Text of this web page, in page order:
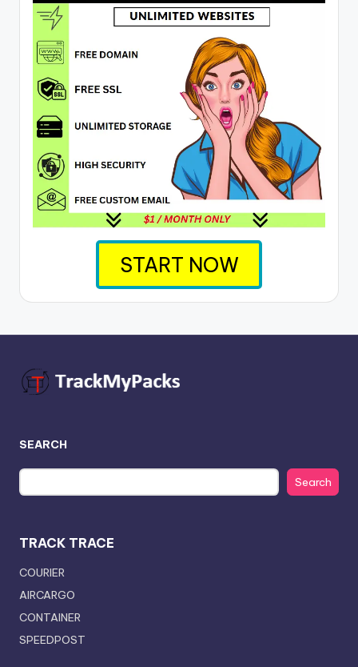
START NOW
SEARCH
Search
TRACK TRACE
COURIER
AIRCARGO
CONTAINER
SPEEDPOST